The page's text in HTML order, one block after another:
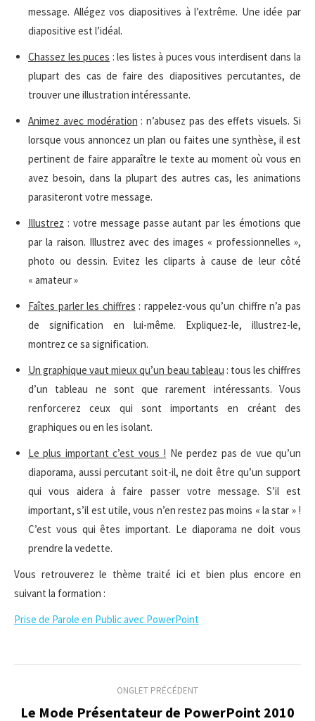
message. Allégez vos diapositives à l’extrême. Une idée par
diapositive est l’idéal.
Chassez les puces : les listes à puces vous interdisent dans la
plupart des cas de faire des diapositives percutantes, de
trouver une illustration intéressante.
Animez avec modération : n’abusez pas des effets visuels. Si
lorsque vous annoncez un plan ou faites une synthèse, il est
pertinent de faire apparaître le texte au moment où vous en
avez besoin, dans la plupart des autres cas, les animations
parasiteront votre message.
Illustrez : votre message passe autant par les émotions que
par la raison. Illustrez avec des images « professionnelles »,
photo ou dessin. Evitez les cliparts à cause de leur côté
« amateur »
Faîtes parler les chiffres : rappelez-vous qu’un chiffre n’a pas
de signification en lui-même. Expliquez-le, illustrez-le,
montrez ce sa signification.
Un graphique vaut mieux qu’un beau tableau : tous les chiffres
d’un tableau ne sont que rarement intéressants. Vous
renforcerez ceux qui sont importants en créant des
graphiques ou en les isolant.
Le plus important c’est vous ! Ne perdez pas de vue qu’un
diaporama, aussi percutant soit-il, ne doit être qu’un support
qui vous aidera à faire passer votre message. S’il est
important, s’il est utile, vous n’en restez pas moins « la star » !
C’est vous qui êtes important. Le diaporama ne doit vous
prendre la vedette.
Vous retrouverez le thème traité ici et bien plus encore en
suivant la formation :
Prise de Parole en Public avec PowerPoint
de
ONGLET PRÉCÉDENT
Onglet
Le Mode Présentateur de PowerPoint 2010